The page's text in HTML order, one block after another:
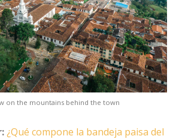
on the mountains behind the town
¿Qué compone la bandeja paisa del